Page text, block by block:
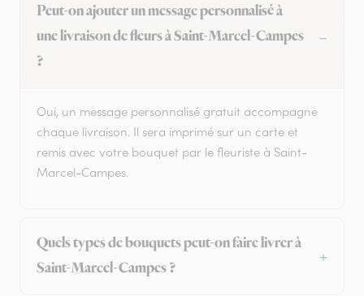
Peut-on ajouter un message personnalisé à
une livraison de fleurs à Saint-Marcel-Campes
?
Oui, un message personnalisé gratuit accompagne
chaque livraison. Il sera imprimé sur un carte et
remis avec votre bouquet par le fleuriste à Saint-
Marcel-Campes.
Quels types de bouquets peut-on faire livrer à
Saint-Marcel-Campes ?